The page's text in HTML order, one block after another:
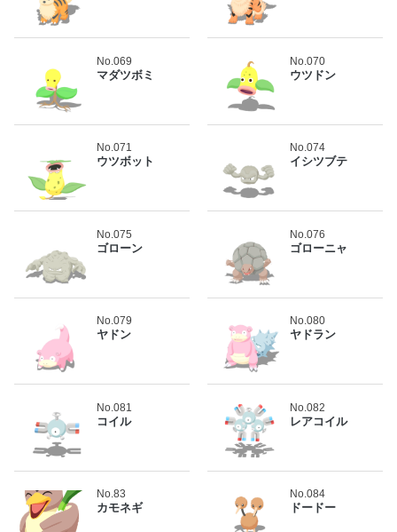
No.069
マダツボミ
No.070
ウツドン
No.071
ウツボット
No.074
イシツブテ
No.075
ゴローン
No.076
ゴローニャ
No.079
ヤドン
No.080
ヤドラン
No.081
コイル
No.082
レアコイル
No.83
カモネギ
No.084
ドードー